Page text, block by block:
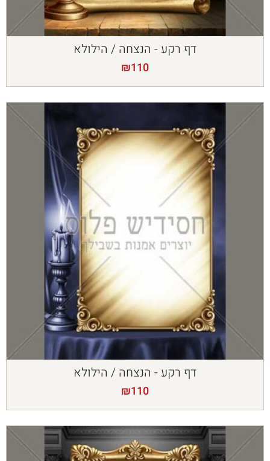
דף רקע - הנצחה / הילולא
₪110
דף רקע - הנצחה / הילולא
₪110